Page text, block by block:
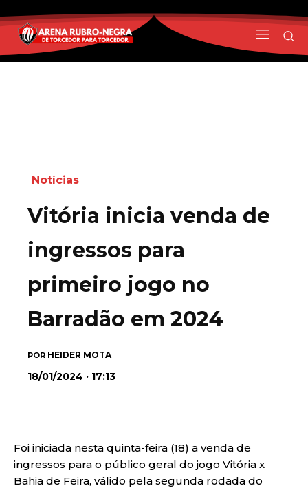
Notícias
Vitória inicia venda de
ingressos para
primeiro jogo no
Barradão em 2024
POR HEIDER MOTA
18/01/2024 · 17:13
Foi iniciada nesta quinta-feira (18) a venda de
ingressos para o público geral do jogo Vitória x
Bahia de Feira, válido pela segunda rodada do